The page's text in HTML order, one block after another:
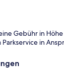
Gebühr in Höhe
Parkservice in